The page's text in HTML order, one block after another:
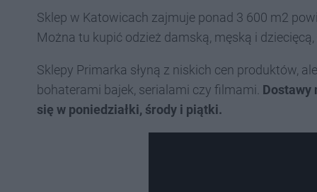
Sklep w Katowicach zajmuje ponad 3 600 m2
Można tu kupić odzież damską, męską i
Sklepy Primarka słyną z niskich cen produktów,
bohaterami bajek, serialami czy filmami. Dostawy
się w poniedziałki, środy i piątki.